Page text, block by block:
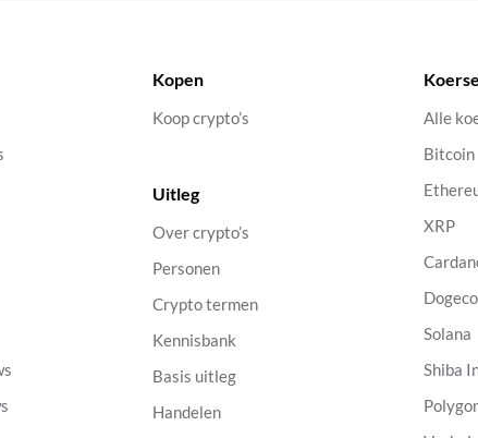
Kopen
Koop crypto’s
Uitleg
Over crypto’s
Personen
Crypto termen
Kennisbank
Basis uitleg
Handelen
Alle
Bitcoin
XRP
Solana
Shiba